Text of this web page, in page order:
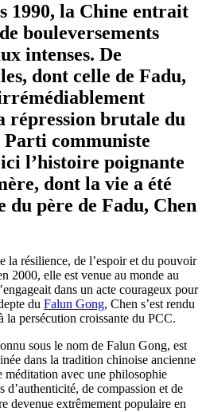
1990, la Chine entrait
bouleversements
intenses. De
dont celle de Fadu,
répression brutale du
communiste
l’histoire poignante
dont la vie a été
du père de Fadu, Chen
la résilience, de l’espoir et du pouvoir
2000, elle est venue au monde au
dans un acte courageux pour
du Falun Gong, Chen s’est rendu
la persécution croissante du PCC.
sous le nom de Falun Gong, est
dans la tradition chinoise ancienne
méditation avec une philosophie
d’authenticité, de compassion et de
devenue extrêmement populaire en